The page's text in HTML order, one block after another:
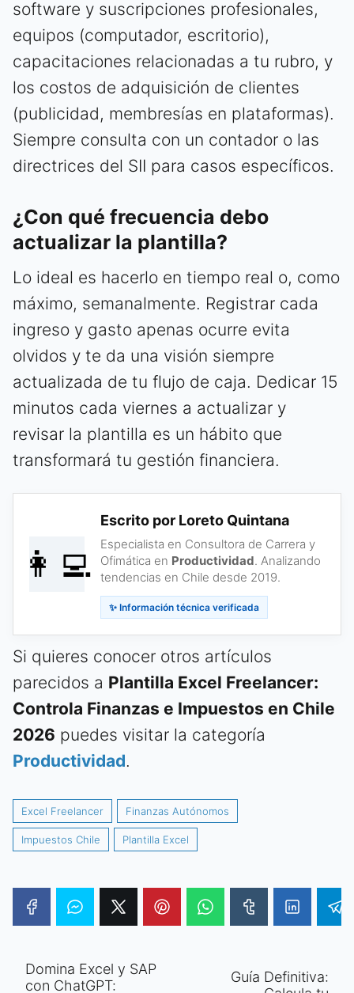
software y suscripciones profesionales,
equipos (computador, escritorio),
capacitaciones relacionadas a tu rubro, y
los costos de adquisición de clientes
(publicidad, membresías en plataformas).
Siempre consulta con un contador o las
directrices del SII para casos específicos.
¿Con qué frecuencia debo
actualizar la plantilla?
Lo ideal es hacerlo en tiempo real o, como
máximo, semanalmente. Registrar cada
ingreso y gasto apenas ocurre evita
olvidos y te da una visión siempre
actualizada de tu flujo de caja. Dedicar 15
minutos cada viernes a actualizar y
revisar la plantilla es un hábito que
transformará tu gestión financiera.
👩‍💻
Escrito por Loreto Quintana
Especialista en Consultora de Carrera y
Ofimática en Productividad. Analizando
tendencias en Chile desde 2019.
✨ Información técnica verificada
Si quieres conocer otros artículos
parecidos a Plantilla Excel Freelancer:
Controla Finanzas e Impuestos en Chile
2026 puedes visitar la categoría
Productividad.
Excel Freelancer Finanzas Autónomos
Impuestos Chile Plantilla Excel
Domina Excel y SAP
con ChatGPT:
Guía Definitiva: